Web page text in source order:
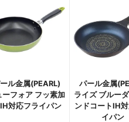
ル金属(PEARL)
ーフォア フッ素加
対応フライパン
パール金属
ライズ ブルー
ンドコートIH
イパン